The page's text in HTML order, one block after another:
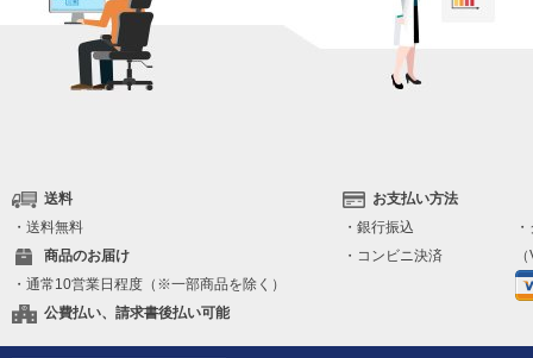
送料
・送料無料
商品のお届け
・通常10営業日程度（※一部商品を除く）
公費払い、請求書後払い可能
お支払い方法
・銀行振込
・コンビニ決済